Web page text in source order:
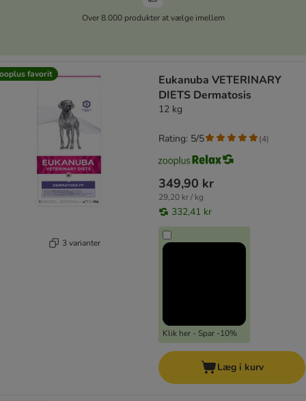
Over 8.000 produkter at vælge imellem
favorit
3 varianter
Eukanuba VETERINARY
DIETS Dermatosis
12 kg
349,90 kr
29,20 kr / kg
332,41 kr
Klik her - Spar -10%
Rating: 5/5 (4)
Læg i kurv